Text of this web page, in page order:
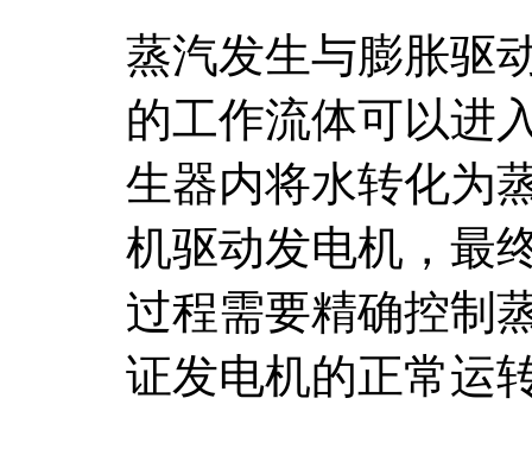
蒸汽发生与膨胀驱
的工作流体可以进
生器内将水转化为
机驱动发电机，最
过程需要精确控制
证发电机的正常运